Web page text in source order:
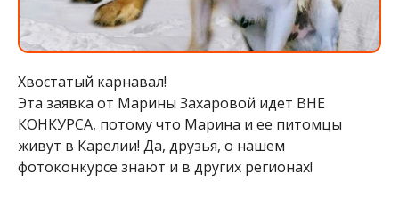
Хвостатый карнавал!
Эта заявка от Марины Захаровой идет ВНЕ
КОНКУРСА, потому что Марина и ее питомцы
живут в Карелии! Да, друзья, о нашем
фотоконкурсе знают и в других регионах!